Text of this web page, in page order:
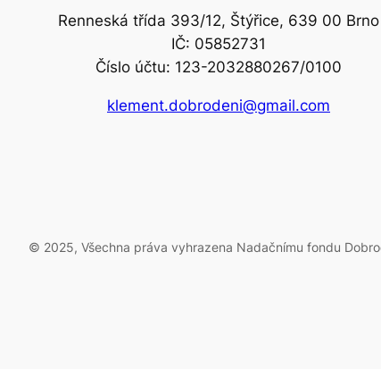
Renneská třída 393/12, Štýřice, 639 00 Brno
IČ: 05852731
Číslo účtu: 123-2032880267/0100
klement.dobrodeni@gmail.com
© 2025, Všechna práva vyhrazena Nadačnímu fondu